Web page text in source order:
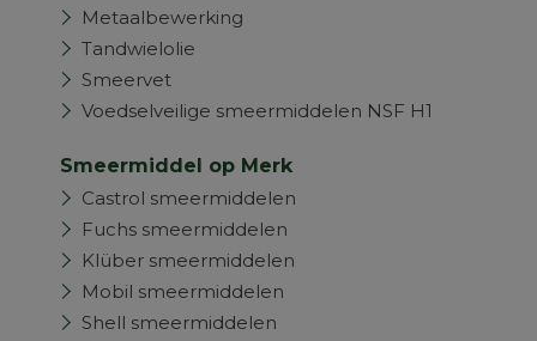
Metaalbewerking
Tandwielolie
Smeervet
Voedselveilige smeermiddelen NSF H1
Smeermiddel op Merk
Castrol smeermiddelen
Fuchs smeermiddelen
Klüber smeermiddelen
Mobil smeermiddelen
Shell smeermiddelen